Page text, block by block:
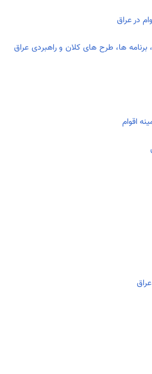
در عراق
برنامه ها، طرح های کلان و راهبردی عراق
اقوام